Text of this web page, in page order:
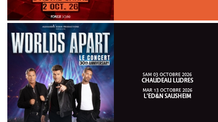
SAM 03 OCTOBRE 2026
CHAUDEAU LUDRES
MAR 13 OCTOBRE 2026
L'ED&N SAUSHEIM